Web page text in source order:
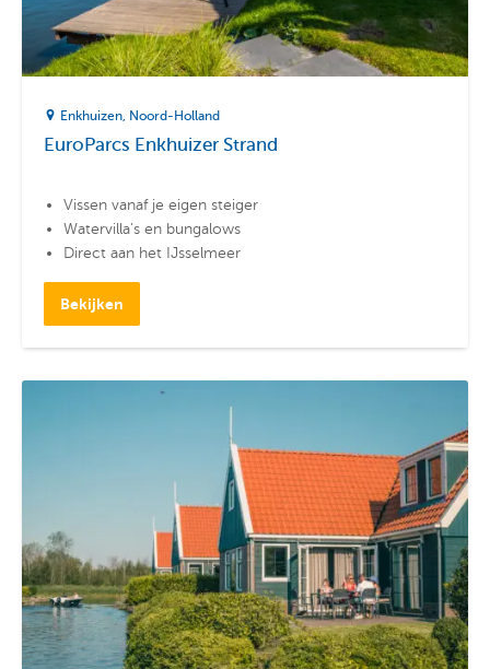
Enkhuizen Noord-Holland
EuroParcs Enkhuizer Strand
Vissen vanaf je eigen steiger
Watervilla's en bungalows
Direct aan het IJsselmeer
Bekijken